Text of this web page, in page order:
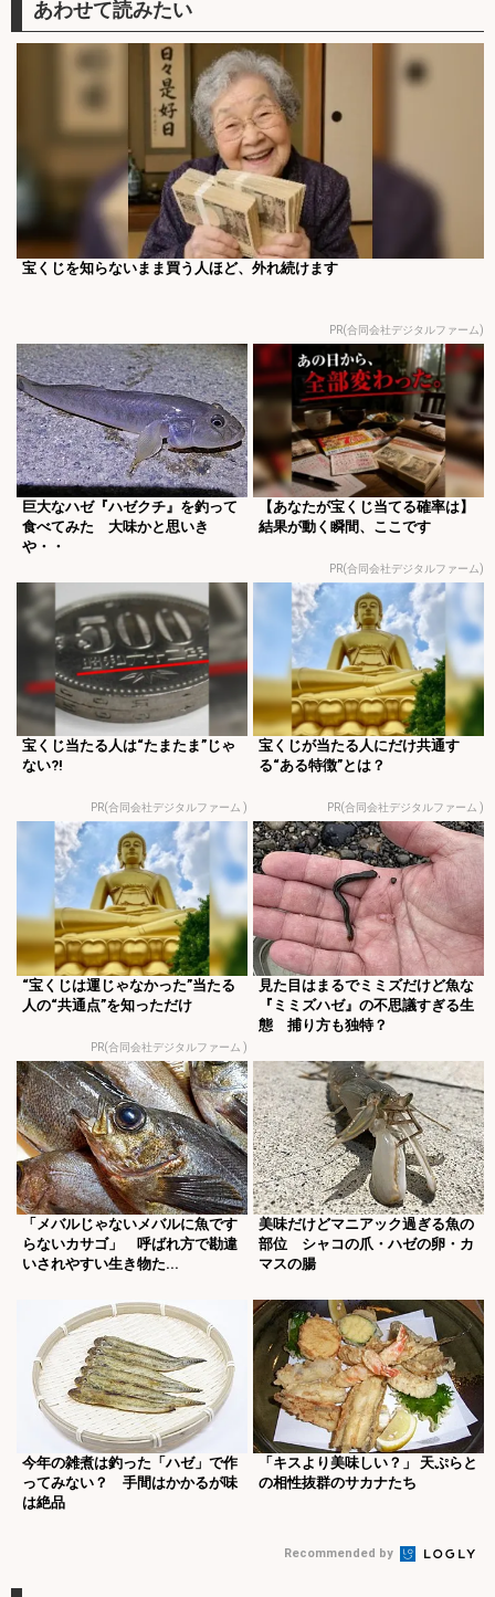
宝くじを知らないまま買う人ほど、外れ続けます
PR(合同会社デジタルファーム)
巨大なハゼ『ハゼクチ』を釣って
食べてみた 大味かと思いき
や・・
【あなたが宝くじ当てる確率は】
結果が動く瞬間、ここです
PR(合同会社デジタルファーム)
宝くじ当たる人は“たまたま”じゃ
ない?!
PR(合同会社デジタルファーム )
宝くじが当たる人にだけ共通す
る“ある特徴”とは？
PR(合同会社デジタルファーム )
“宝くじは運じゃなかった”当たる
人の“共通点”を知っただけ
PR(合同会社デジタルファーム )
見た目はまるでミミズだけど魚な
『ミミズハゼ』の不思議すぎる生
態 捕り方も独特？
「メバルじゃないメバルに魚です
らないカサゴ」 呼ばれ方で勘違
いされやすい生き物た...
美味だけどマニアック過ぎる魚の
部位 シャコの爪・ハゼの卵・カ
マスの腸
今年の雑煮は釣った「ハゼ」で作
ってみない？ 手間はかかるが味
は絶品
「キスより美味しい？」 天ぷらと
の相性抜群のサカナたち
Recommended by